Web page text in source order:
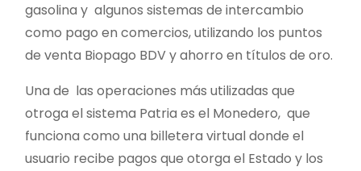
gasolina y algunos sistemas de intercambio
como pago en comercios, utilizando los puntos
de venta Biopago BDV y ahorro en títulos de oro.
Una de las operaciones más utilizadas que
otroga el sistema Patria es el Monedero, que
funciona como una billetera virtual donde el
usuario recibe pagos que otorga el Estado y los